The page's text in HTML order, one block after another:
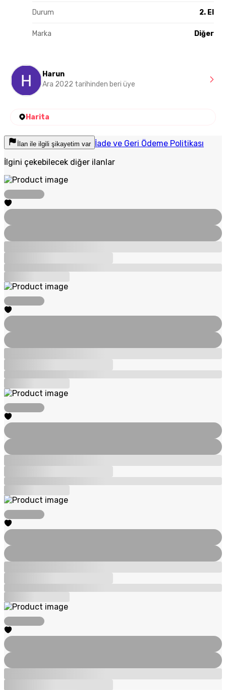
Durum 2. El
Marka Diğer
Harun
Ara 2022 tarihinden beri üye
Harita
İlan ile ilgili şikayetim var İade ve Geri Ödeme Politikası
İlgini çekebilecek diğer ilanlar